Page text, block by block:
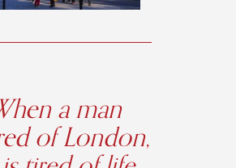
a man
of London,